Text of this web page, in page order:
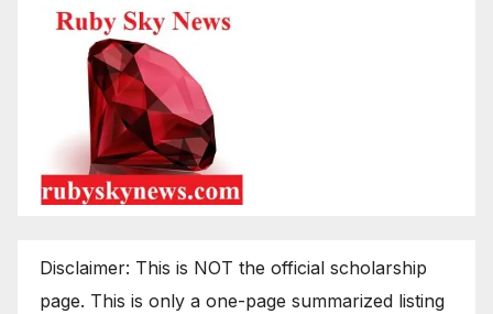
Disclaimer: This is NOT the official scholarship
page. This is only a one-page summarized listing